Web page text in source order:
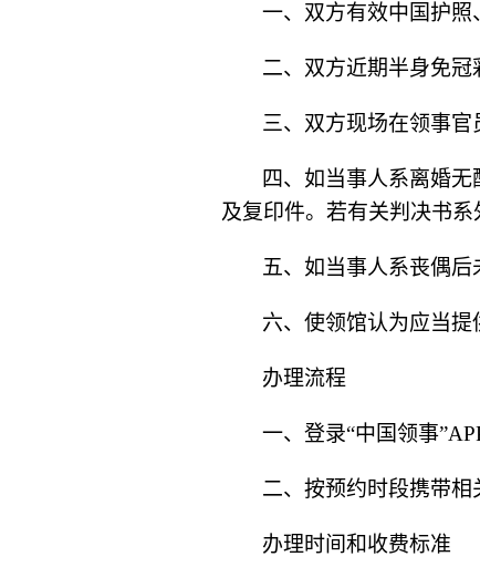
一、双方有效中国护照
二、双方近期半身免冠
三、双方现场在领事官
四、如当事人系离婚无
及复印件。若有关判决书
五、如当事人系丧偶后
六、使领馆认为应当提
办理流程
一、登录“中国领事”
二、按预约时段携带相
办理时间和收费标准